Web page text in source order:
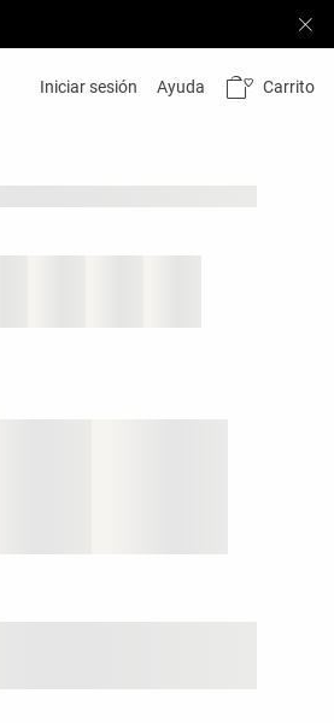
Iniciar sesión Ayuda Carrito